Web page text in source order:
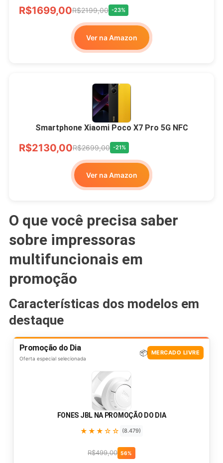
R$1699,00R$2199,00 -23%
Ver na Amazon
Smartphone Xiaomi Poco X7 Pro 5G NFC
R$2130,00R$2699,00 -21%
Ver na Amazon
O que você precisa saber
sobre impressoras
multifuncionais em
promoção
Características dos modelos em
destaque
Promoção do Dia
Oferta especial selecionada
📦 MERCADO LIVRE
FONES JBL NA PROMOÇÃO DO DIA
★★★☆☆ (8.479)
R$499,00 56%